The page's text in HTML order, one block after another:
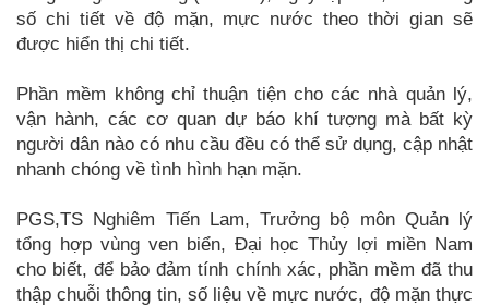
số chi tiết về độ mặn, mực nước theo thời gian sẽ
được hiển thị chi tiết.
Phần mềm không chỉ thuận tiện cho các nhà quản lý,
vận hành, các cơ quan dự báo khí tượng mà bất kỳ
người dân nào có nhu cầu đều có thể sử dụng, cập nhật
nhanh chóng về tình hình hạn mặn.
PGS,TS Nghiêm Tiến Lam, Trưởng bộ môn Quản lý
tổng hợp vùng ven biển, Đại học Thủy lợi miền Nam
cho biết, để bảo đảm tính chính xác, phần mềm đã thu
thập chuỗi thông tin, số liệu về mực nước, độ mặn thực